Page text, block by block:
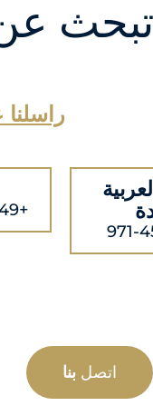
راسلنا
+49 2571 8063 977
اتصل بنا